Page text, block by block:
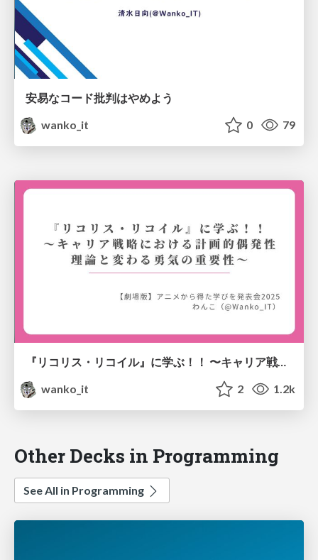
安易なコード批判はやめよう
wanko_it
0 79
『リコリス・リコイル』に学ぶ！！ 〜キャリア戦略における計画的偶発性理論と変わる勇気の重要性〜
wanko_it
2 1.2k
Other Decks in Programming
See All in Programming